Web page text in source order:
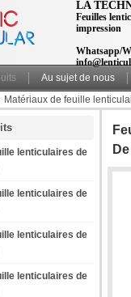
LA
Feuilles
impression
Whatsapp/
Au sujet de nous
Matériaux de feuille
lenticulaires de
lenticulaires de
lenticulaires de
lenticulaires de